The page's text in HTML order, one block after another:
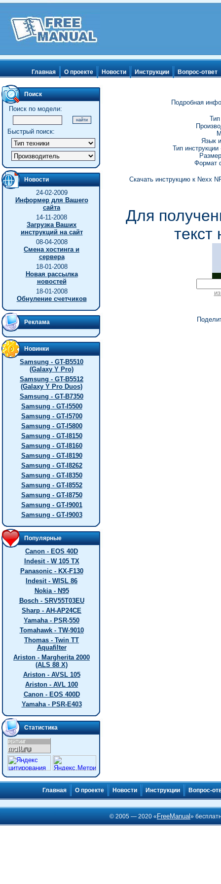
Главная О проекте Новости Инструкции Вопрос-ответ
Поиск
Поиск по модели:
Быстрый поиск:
Новости
24-02-2009
Информер для Вашего
сайта
14-11-2008
Загрузка Ваших
инструкций на сайт
08-04-2008
Смена хостинга и
сервера
18-01-2008
Новая рассылка
новостей
18-01-2008
Обнуление счетчиков
Реклама
Новинки
Samsung - GT-B5510
(Galaxy Y Pro)
Samsung - GT-B5512
(Galaxy Y Pro Duos)
Samsung - GT-B7350
Samsung - GT-I5500
Samsung - GT-I5700
Samsung - GT-I5800
Samsung - GT-I8150
Samsung - GT-I8160
Samsung - GT-I8190
Samsung - GT-I8262
Samsung - GT-I8350
Samsung - GT-I8552
Samsung - GT-I8750
Samsung - GT-I9001
Samsung - GT-I9003
Популярные
Canon - EOS 40D
Indesit - W 105 TX
Panasonic - KX-F130
Indesit - WISL 86
Nokia - N95
Bosch - SRV55T03EU
Sharp - AH-AP24CE
Yamaha - PSR-550
Tomahawk - TW-9010
Thomas - Twin TT
Aquafilter
Ariston - Margherita 2000
(ALS 88 X)
Ariston - AVSL 105
Ariston - AVL 100
Canon - EOS 400D
Yamaha - PSR-E403
Статистика
Подробная
Язык
Тип
Формат
Скачать инструкцию к Nexx
Для
текст
Главная О проекте Новости Инструкции Вопрос-
© 2005 — 2020 « FreeManual»